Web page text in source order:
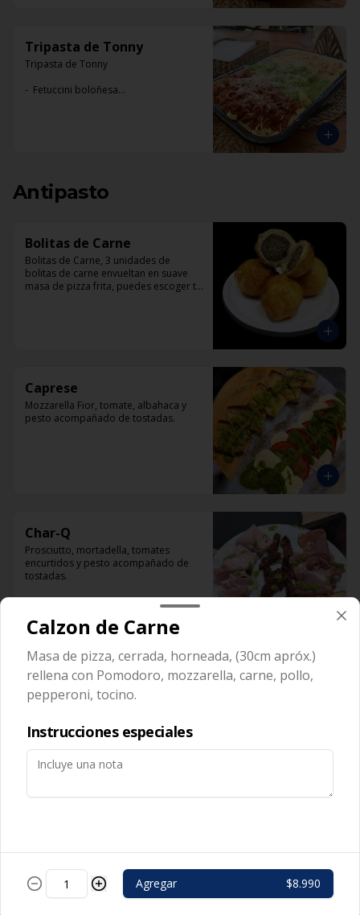
Tripasta de Tonny
Tripasta de Tonny
-  Fetuccini boloñesa
Antipasto
Bolitas de Carne
Bolitas de Carne, 3 unidades de
bolitas de carne envueltan en suave
masa de pizza frita, puedes escoger tu
Caprese
Mozzarella Fior, tomate, albahaca y
pesto acompañado de tostadas.
Char-Q
Prosciutto, mortadella, tomates
encurtidos y pesto acompañado de
tostadas.
Palitos
Palitos de masa aderezados con
Calzon Nutella
Pizza frita dulce rellena con Nutella,
Calzon de Carne
Masa de pizza, cerrada, horneada, (30cm apróx.)
rellena con Pomodoro, mozzarella, carne, pollo,
pepperoni, tocino.
Instrucciones especiales
Agregar $8.990